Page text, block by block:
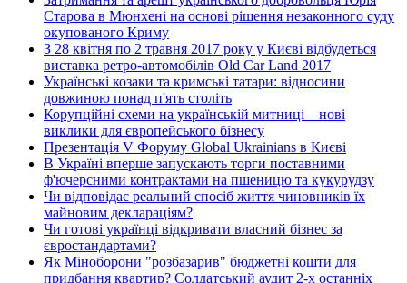
Старова в Мюнхені на основі рішення незаконного суду
окупованого Криму
З 28 квітня по 2 травня 2017 року у Києві відбудеться
виставка ретро-автомобілів Old Car Land 2017
Українські козаки та кримські татари: відносини
довжиною понад п'ять століть
Корупційні схеми на українській митниці – нові
виклики для європейського бізнесу
Презентація V Форуму Global Ukrainians в Києві
В Україні вперше запускають торги поставними
ф'ючерсними контрактами на пшеницю та кукурудзу
Чи відповідає реальний спосіб життя чиновників їх
майновим деклараціям?
Чи готові українці відкривати власний бізнес за
євростандартами?
Як Міноборони "розбазарив" бюджетні кошти для
придбання квартир? Солдатський аудит 2-х останніх